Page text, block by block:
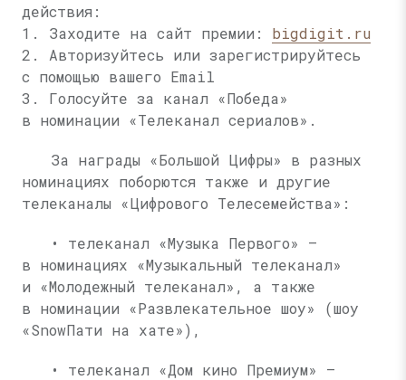
действия:
1. Заходите на сайт премии: bigdigit.ru
2. Авторизуйтесь или зарегистрируйтесь
с помощью вашего Email
3. Голосуйте за канал «Победа»
в номинации «Телеканал сериалов».
За награды «Большой Цифры» в разных
номинациях поборются также и другие
телеканалы «Цифрового Телесемейства»:
• телеканал «Музыка Первого» —
в номинациях «Музыкальный телеканал»
и «Молодежный телеканал», а также
в номинации «Развлекательное шоу» (шоу
«SnowПати на хате»),
• телеканал «Дом кино Премиум» —